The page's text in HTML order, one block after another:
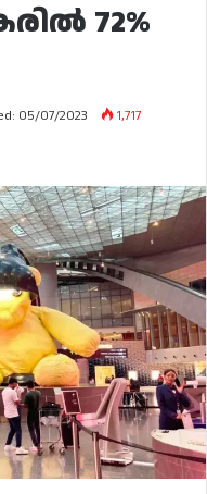
72%
05/07/2023
1,717